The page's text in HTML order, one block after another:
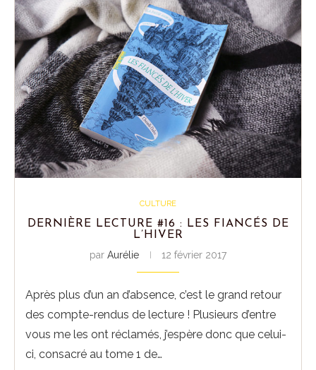
CULTURE
DERNIÈRE LECTURE #16 : LES FIANCÉS DE
L’HIVER
par Aurélie 12 février 2017
Après plus d’un an d’absence, c’est le grand retour
des compte-rendus de lecture ! Plusieurs d’entre
vous me les ont réclamés, j’espère donc que celui-
ci, consacré au tome 1 de…